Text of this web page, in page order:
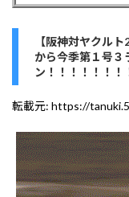
【阪神対ヤクル
から今季第１号３
ン！！！！！！！
転載元: https://